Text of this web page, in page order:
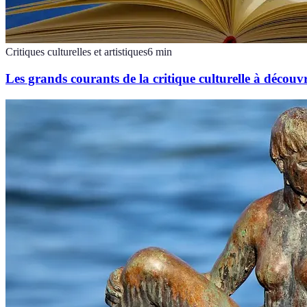
Critiques culturelles et artistiques6 min
Les grands courants de la critique culturelle à